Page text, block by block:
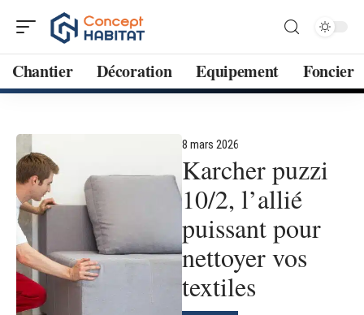
Chantier Décoration Equipement Foncier
8 mars 2026
Karcher puzzi
10/2, l’allié
puissant pour
nettoyer vos
textiles